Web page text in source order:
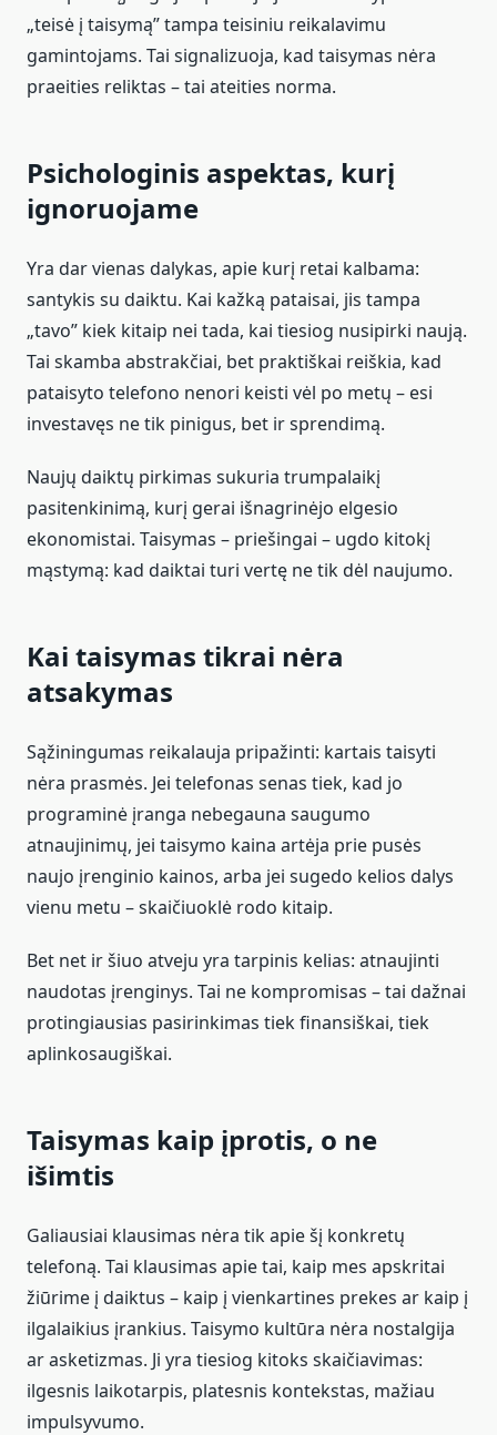
„teisė į taisymą” tampa teisiniu reikalavimu
gamintojams. Tai signalizuoja, kad taisymas nėra
praeities reliktas – tai ateities norma.
Psichologinis aspektas, kurį
ignoruojame
Yra dar vienas dalykas, apie kurį retai kalbama:
santykis su daiktu. Kai kažką pataisai, jis tampa
„tavo” kiek kitaip nei tada, kai tiesiog nusipirki naują.
Tai skamba abstrakčiai, bet praktiškai reiškia, kad
pataisyto telefono nenori keisti vėl po metų – esi
investavęs ne tik pinigus, bet ir sprendimą.
Naujų daiktų pirkimas sukuria trumpalaikį
pasitenkinimą, kurį gerai išnagrinėjo elgesio
ekonomistai. Taisymas – priešingai – ugdo kitokį
mąstymą: kad daiktai turi vertę ne tik dėl naujumo.
Kai taisymas tikrai nėra
atsakymas
Sąžiningumas reikalauja pripažinti: kartais taisyti
nėra prasmės. Jei telefonas senas tiek, kad jo
programinė įranga nebegauna saugumo
atnaujinimų, jei taisymo kaina artėja prie pusės
naujo įrenginio kainos, arba jei sugedo kelios dalys
vienu metu – skaičiuoklė rodo kitaip.
Bet net ir šiuo atveju yra tarpinis kelias: atnaujinti
naudotas įrenginys. Tai ne kompromisas – tai dažnai
protingiausias pasirinkimas tiek finansiškai, tiek
aplinkosaugiškai.
Taisymas kaip įprotis, o ne
išimtis
Galiausiai klausimas nėra tik apie šį konkretų
telefoną. Tai klausimas apie tai, kaip mes apskritai
žiūrime į daiktus – kaip į vienkartines prekes ar kaip į
ilgalaikius įrankius. Taisymo kultūra nėra nostalgija
ar asketizmas. Ji yra tiesiog kitoks skaičiavimas:
ilgesnis laikotarpis, platesnis kontekstas, mažiau
impulsyvumo.